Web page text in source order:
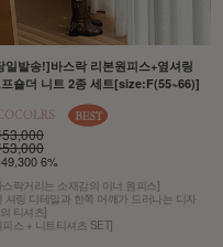
일발송!]바스락 리본원피스+옆셔링
숄더 니트 2종 세트[size:F(55~66)]
6%
스락거리는 소재감의 이너 원피스]
셔링 디테일과 한쪽 어깨가 드러나는 디자
티셔츠]
피스 + 니트티셔츠 SET]